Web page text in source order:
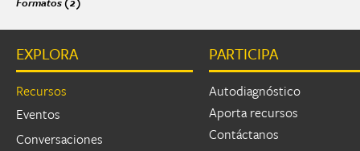
EXPLORA
Recursos
Eventos
Conversaciones
PARTICIPA
Autodiagnóstico
Aporta recursos
Contáctanos